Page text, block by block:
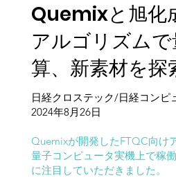
Quemixと旭化
アルゴリズム
算、新素材を探
日経クロステック/日経コンピ
​2024年8月26日
Quemixが開発したFTQC向け
量子コンピュータ実機上で稼
に注目していただきました。